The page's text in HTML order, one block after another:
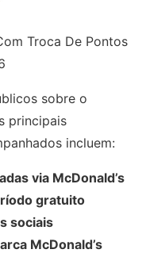
Troca De Pontos
sobre o
principais
incluem:
via McDonald’s
gratuito
sociais
McDonald’s